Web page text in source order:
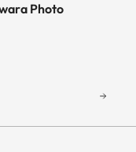
Photo